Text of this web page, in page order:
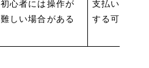
初心者には操作が
難しい場合がある
支払い対応
する可能性